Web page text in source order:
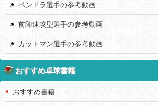
ペンドラ選手の参考動画
前陣速攻型選手の参考動画
カットマン選手の参考動画
おすすめ卓球書籍
おすすめ書籍